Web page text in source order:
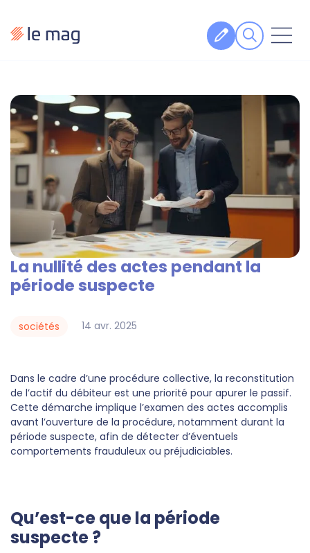
Fiches pratiques
Veille
Podcasts
Legal design
À propos
Suivez-nous
La nullité des actes pendant la
période suspecte
14 avr. 2025
sociétés
Dans le cadre d’une procédure collective, la reconstitution
de l’actif du débiteur est une priorité pour apurer le passif.
Cette démarche implique l’examen des actes accomplis
avant l’ouverture de la procédure, notamment durant la
période suspecte, afin de détecter d’éventuels
comportements frauduleux ou préjudiciables.
Qu’est-ce que la période
suspecte ?